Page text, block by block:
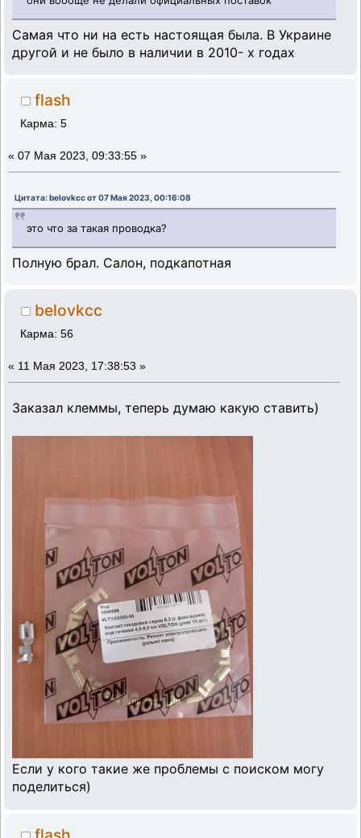
Самая что ни на есть настоящая была. В Украине
другой и не было в наличии в 2010- х годах
flash
Карма: 5
« 07 Мая 2023, 09:33:55 »
Цитата: belovkcc от 07 Мая 2023, 00:16:08
это что за такая проводка?
Полную брал. Салон, подкапотная
belovkcc
Карма: 56
« 11 Мая 2023, 17:38:53 »
Заказал клеммы, теперь думаю какую ставить)
Если у кого такие же проблемы с поиском могу
поделиться)